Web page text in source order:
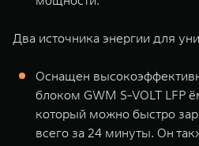
Два источника энергии для
Оснащен
блоком GWM S-VOLT LFP
который можно быстро
всего за 24 минуты. Он